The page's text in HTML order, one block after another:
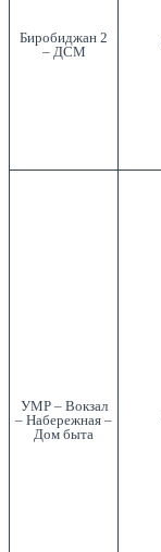
Биробиджан 2
– ДСМ
УМР – Вокзал
– Набережная –
Дом быта